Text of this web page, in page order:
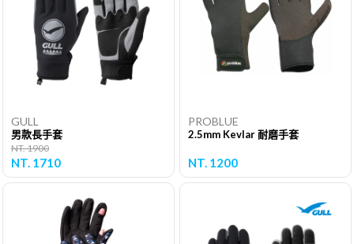
GULL
男款長手套
NT. 1900
NT. 1710
PROBLUE
2.5mm Kevlar 耐磨手套
NT. 1200